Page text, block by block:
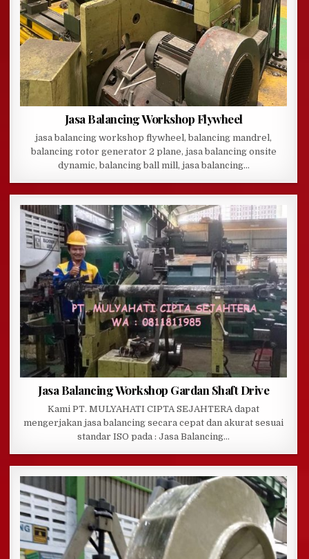
Jasa Balancing Workshop Flywheel
jasa balancing workshop flywheel, balancing mandrel,
balancing rotor generator 2 plane, jasa balancing onsite
dynamic, balancing ball mill, jasa balancing…
Jasa Balancing Workshop Gardan Shaft Drive
Kami PT. MULYAHATI CIPTA SEJAHTERA dapat
mengerjakan jasa balancing secara cepat dan akurat sesuai
standar ISO pada : Jasa Balancing…